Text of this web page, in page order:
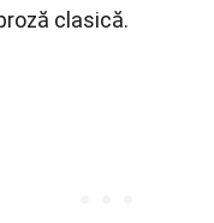
clasică.